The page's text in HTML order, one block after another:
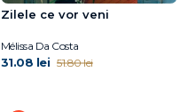
Zilele ce vor veni
Mélissa Da Costa
31.08 lei 51.80 lei